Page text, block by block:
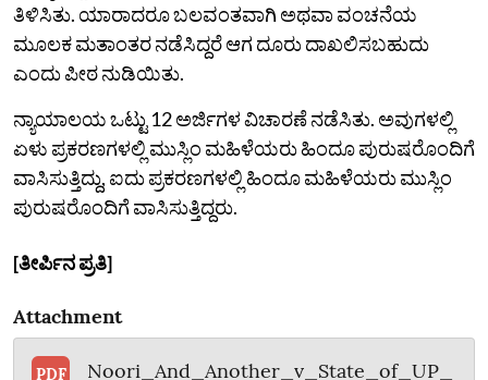
ತಿಳಿಸಿತು. ಯಾರಾದರೂ ಬಲವಂತವಾಗಿ ಅಥವಾ ವಂಚನೆಯ
ಮೂಲಕ ಮತಾಂತರ ನಡೆಸಿದ್ದರೆ ಆಗ ದೂರು ದಾಖಲಿಸಬಹುದು
ಎಂದು ಪೀಠ ನುಡಿಯಿತು.
ನ್ಯಾಯಾಲಯ ಒಟ್ಟು 12 ಅರ್ಜಿಗಳ ವಿಚಾರಣೆ ನಡೆಸಿತು. ಅವುಗಳಲ್ಲಿ
ಏಳು ಪ್ರಕರಣಗಳಲ್ಲಿ ಮುಸ್ಲಿಂ ಮಹಿಳೆಯರು ಹಿಂದೂ ಪುರುಷರೊಂದಿಗೆ
ವಾಸಿಸುತ್ತಿದ್ದು, ಐದು ಪ್ರಕರಣಗಳಲ್ಲಿ ಹಿಂದೂ ಮಹಿಳೆಯರು ಮುಸ್ಲಿಂ
ಪುರುಷರೊಂದಿಗೆ ವಾಸಿಸುತ್ತಿದ್ದರು.
[ತೀರ್ಪಿನ ಪ್ರತಿ]
Attachment
PDF
Noori_And_Another_v_State_of_UP_